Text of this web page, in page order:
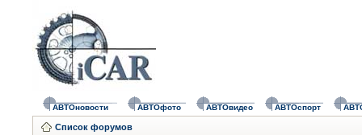
АВТОновости АВТОфото АВТОвидео АВТОспорт
Список форумов